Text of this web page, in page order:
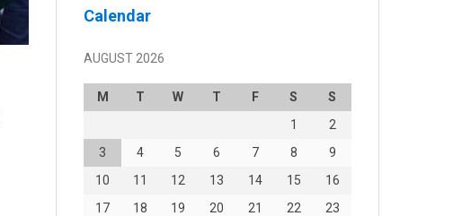
Calendar
AUGUST 2026
M T W T F S
S
1
2
3
4 5 6 7 8
9
10
11 12 13 14 15
16
17
18 19 20 21 22
23